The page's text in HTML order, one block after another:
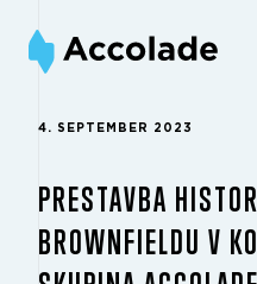
4. SEPTEMBER 2023
PRESTAVBA
BROWNFIELDU V